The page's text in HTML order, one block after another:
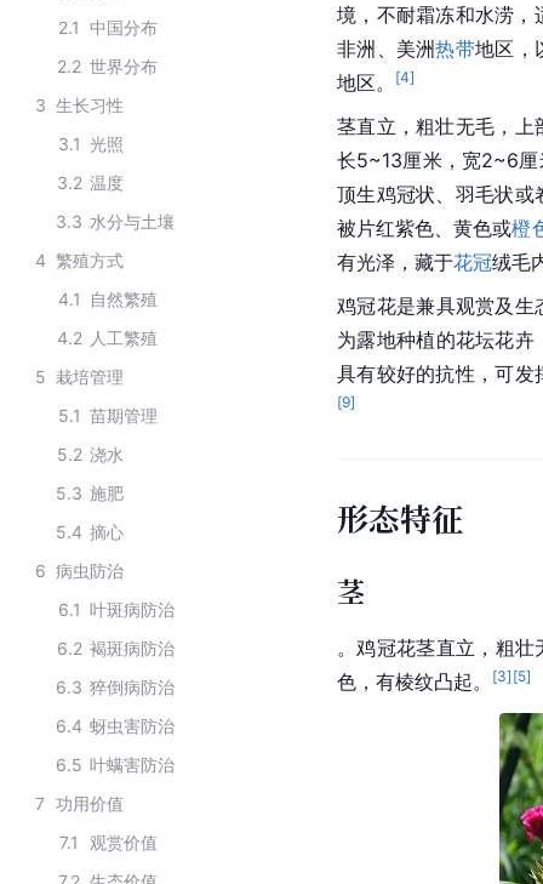
2.1 中国分布
2.2 世界分布
3 生长习性
3.1 光照
3.2 温度
3.3 水分与土壤
4 繁殖方式
4.1
自然繁殖
4.2 人工繁殖
5 栽培管理
5.1 苗期管理
5.2 浇水
5.3 施肥
5.4 摘心
6 病虫防治
6.1 叶斑病防治
6.2 褐斑病防治
6.3 猝倒病防治
6.4 蚜虫害防治
6.5 叶螨害防治
7 功用价值
7.1
观赏价值
境，不耐霜冻和水涝，
非洲、美洲热带地区，
地区。
[4]
茎直立，粗壮无毛，
长5~13厘米，宽2~6
顶生鸡冠状、羽毛状或
被片红紫色、黄色或橙
有光泽，藏于花冠绒毛
鸡冠花是兼具观赏及生
为露地种植的花坛花
具有较好的抗性，可
[9]
形态特征
茎
。鸡冠花茎直立，粗
色，有棱纹凸起。
[3] [5]